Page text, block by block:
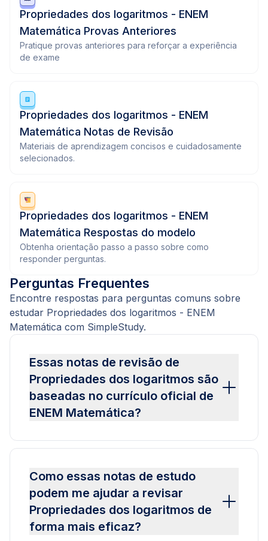
Propriedades dos logaritmos - ENEM
Matemática Provas Anteriores
Pratique provas anteriores para reforçar a experiência
de exame
Propriedades dos logaritmos - ENEM
Matemática Notas de Revisão
Materiais de aprendizagem concisos e cuidadosamente
selecionados.
Propriedades dos logaritmos - ENEM
Matemática Respostas do modelo
Obtenha orientação passo a passo sobre como
responder perguntas.
Perguntas Frequentes
Encontre respostas para perguntas comuns sobre
estudar Propriedades dos logaritmos - ENEM
Matemática com SimpleStudy.
Essas notas de revisão de
Propriedades dos logaritmos são
baseadas no currículo oficial de
ENEM Matemática?
Como essas notas de estudo
podem me ajudar a revisar
Propriedades dos logaritmos de
forma mais eficaz?